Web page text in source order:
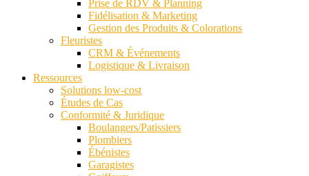
Prise de RDV & Planning
Fidélisation & Marketing
Gestion des Produits & Colorations
Fleuristes
CRM & Événements
Logistique & Livraison
Ressources
Solutions low-cost
Études de Cas
Conformité & Juridique
Boulangers/Patissiers
Plombiers
Ébénistes
Garagistes